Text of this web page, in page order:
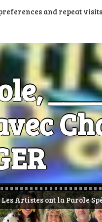
FM ET DAB+ RADIOS
aussi dans la poche
Spéciale AVIGNON
and repeat